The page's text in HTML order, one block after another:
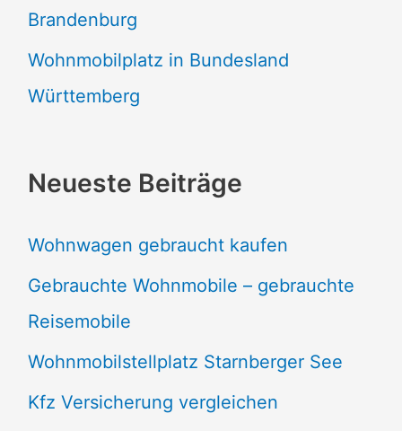
Brandenburg
Wohnmobilplatz in Bundesland
Württemberg
Neueste Beiträge
Wohnwagen gebraucht kaufen
Gebrauchte Wohnmobile – gebrauchte
Reisemobile
Wohnmobilstellplatz Starnberger See
Kfz Versicherung vergleichen